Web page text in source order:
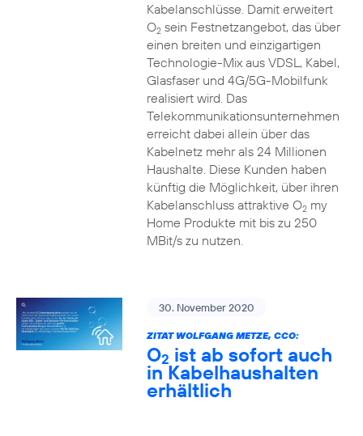
Kabelanschlüsse. Damit erweitert
O2sein Festnetzangebot, das über
einen breiten und einzigartigen
Technologie-Mix aus VDSL, Kabel,
Glasfaser und 4G/5G-Mobilfunk
realisiert wird. Das
Telekommunikationsunternehmen
erreicht dabei allein über das
Kabelnetz mehr als 24 Millionen
Haushalte. Diese Kunden haben
künftig die Möglichkeit, über ihren
Kabelanschluss attraktive O2my
Home Produkte mit bis zu 250
MBit/s zu nutzen.
30. November 2020
ZITAT WOLFGANG METZE, CCO:
O2 ist ab sofort auch
in Kabelhaushalten
erhältlich